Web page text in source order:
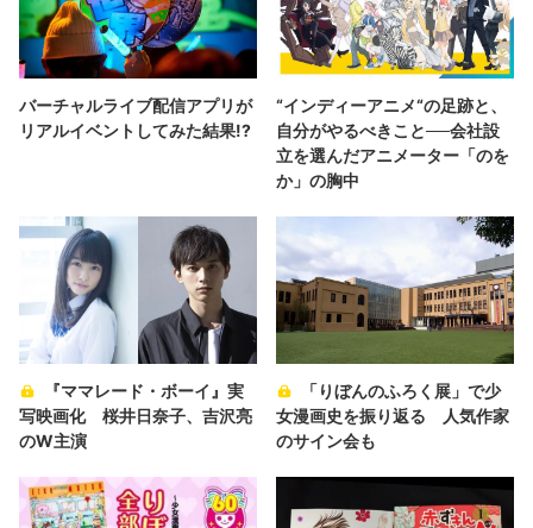
バーチャルライブ配信アプリが
リアルイベントしてみた結果!?
“インディーアニメ“の足跡と、
自分がやるべきこと──会社設
立を選んだアニメーター「のを
か」の胸中
『ママレード・ボーイ』実
写映画化 桜井日奈子、吉沢亮
のW主演
「りぼんのふろく展」で少
女漫画史を振り返る 人気作家
のサイン会も